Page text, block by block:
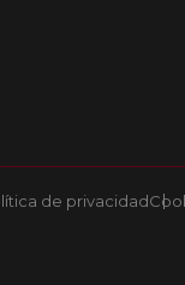
de privacidad